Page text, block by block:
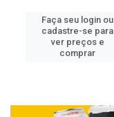
Faça seu login ou
cadastre-se para
ver preços e
comprar